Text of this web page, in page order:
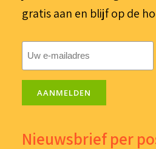
gratis aan en blijf op de
mailadres
AANMELDEN
Nieuwsbrief per